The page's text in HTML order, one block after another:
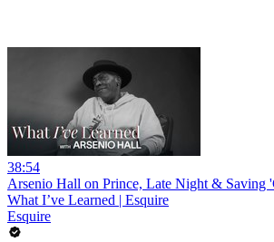
38:54
Arsenio Hall on Prince, Late Night & Saving
What I’ve Learned | Esquire
Esquire